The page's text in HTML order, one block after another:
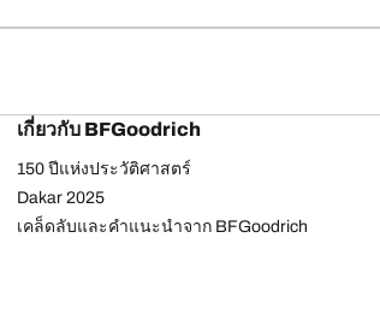
เกี่ยวกับ BFGoodrich
150 ปีแห่งประวัติศาสตร์
Dakar 2025
เคล็ดลับและคำแนะนำจาก BFGoodrich